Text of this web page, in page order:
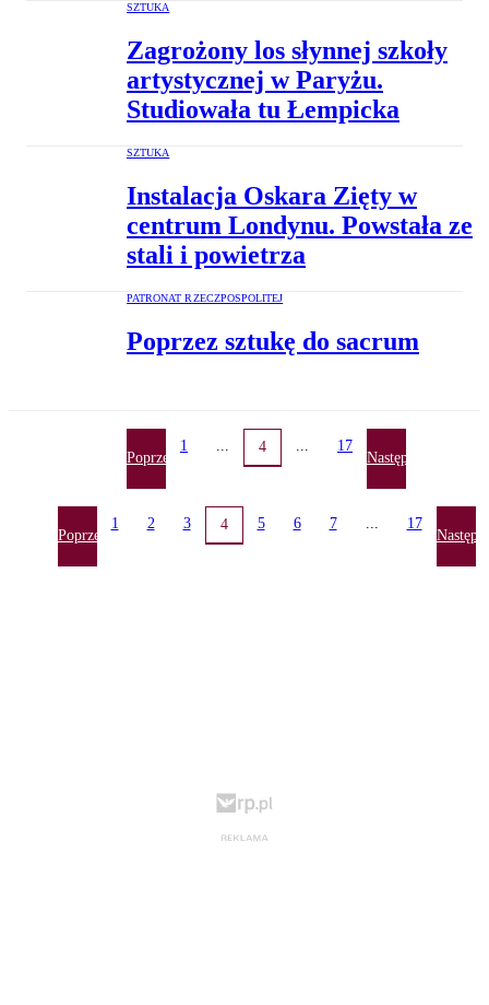
SZTUKA
Zagrożony los słynnej szkoły
artystycznej w Paryżu.
Studiowała tu Łempicka
SZTUKA
Instalacja Oskara Zięty w
centrum Londynu. Powstała ze
stali i powietrza
PATRONAT RZECZPOSPOLITEJ
Poprzez sztukę do sacrum
Poprzednia
1 4 17
Następna
Poprzednia
1 2 3 4 5 6 7 17